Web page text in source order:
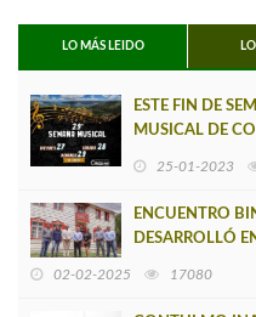
LO MÁS LEIDO
ESTE FIN DE
MUSICAL DE
25-01-2023
ENCUENTRO
DESARROLLÓ
02-02-2025 17080